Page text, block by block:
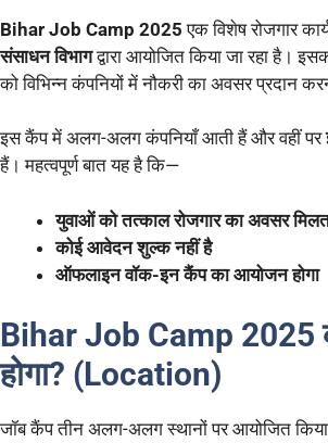
Bihar Job Camp 2025 एक विशेष रोजगार
संसाधन विभागद्वारा आयोजित किया जा रहा है।
को विभिन्न कंपनियों में नौकरी का अवसर प्रदान
इस कैंप में अलग-अलग कंपनियाँ आती हैं और वहीं पर
हैं। महत्वपूर्ण बात यह है कि—
युवाओं को तत्काल रोजगार का अवसर
कोई आवेदन शुल्क नहीं है
ऑफलाइन वॉक-इन कैंप का आयोजन होगा
Bihar Job Camp 2025
होगा? (Location)
जॉब कैंप तीन अलग-अलग स्थानों पर आयोजित किया